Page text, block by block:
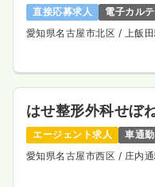
直接応募求人 電子カルテ
愛知県名古屋市北区 / 上飯
はせ整形外科せぼ
エージェント求人
車通
愛知県名古屋市西区 / 庄内